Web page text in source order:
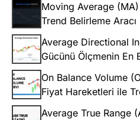
Moving Average
Trend Belirleme Aracı
Average Directional
Gücünü Ölçmenin En
On Balance Volume
Fiyat Hareketleri ile
Average True Range